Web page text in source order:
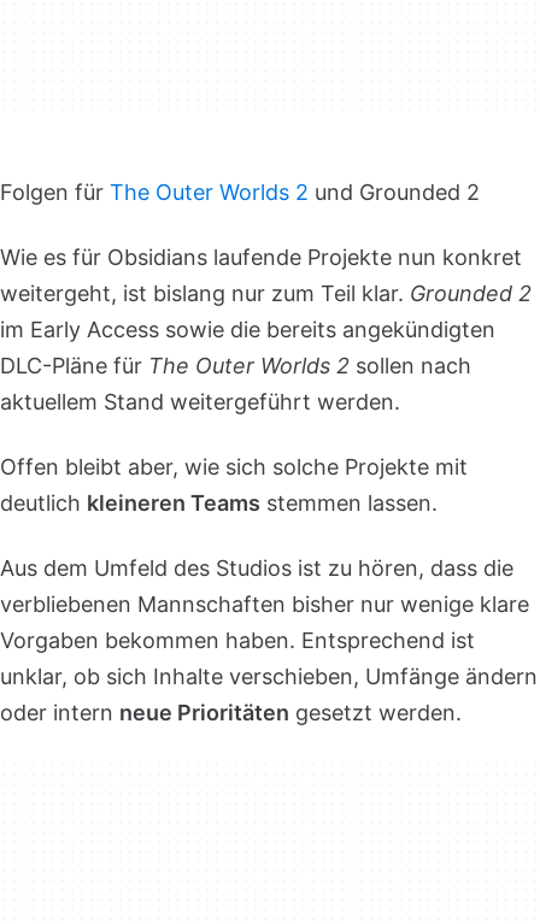
Folgen für The Outer Worlds 2 und Grounded 2
Wie es für Obsidians laufende Projekte nun konkret
weitergeht, ist bislang nur zum Teil klar. Grounded 2
im Early Access sowie die bereits angekündigten
DLC-Pläne für The Outer Worlds 2 sollen nach
aktuellem Stand weitergeführt werden.
Offen bleibt aber, wie sich solche Projekte mit
deutlich kleineren Teams stemmen lassen.
Aus dem Umfeld des Studios ist zu hören, dass die
verbliebenen Mannschaften bisher nur wenige klare
Vorgaben bekommen haben. Entsprechend ist
unklar, ob sich Inhalte verschieben, Umfänge ändern
oder intern neue Prioritäten gesetzt werden.